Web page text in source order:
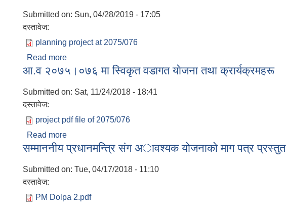
Submitted on: Sun, 04/28/2019 - 17:05
दस्तावेज:
planning project at 2075/076
Read more
आ.व २०७५।०७६ मा स्विकृत वडागत याेजना तथा क्रार्यक्रमहरू
Submitted on: Sat, 11/24/2018 - 18:41
दस्तावेज:
project pdf file of 2075/076
Read more
सम्माननीय प्रधानमन्त्रि संग अावश्यक याेजनाकाे माग पत्र प्रस्तुत
Submitted on: Tue, 04/17/2018 - 11:10
दस्तावेज:
PM Dolpa 2.pdf